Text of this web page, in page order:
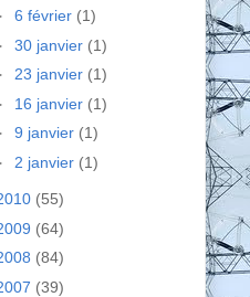
6 février (1)
30 janvier (1)
23 janvier (1)
16 janvier (1)
9 janvier (1)
2 janvier (1)
(55)
(64)
(84)
(39)